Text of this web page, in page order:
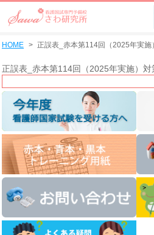
HOME 正誤表_赤本第114回（2025年実
正誤表_赤本第114回（2025年実施）